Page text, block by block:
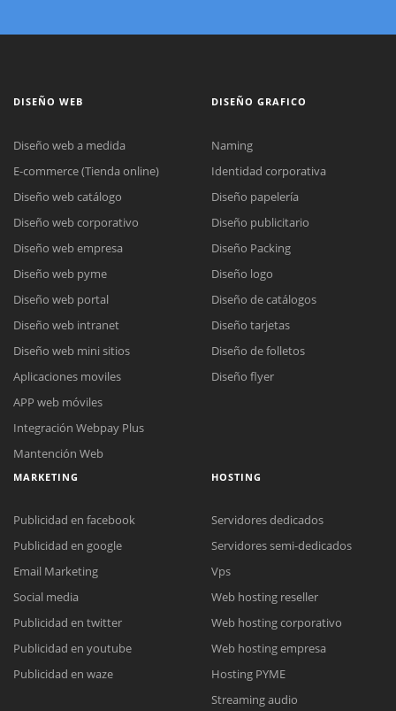
Reunión online
Meet para la reunión online.
Cotización
Chat Online
Todos nuestros ejecutivos están fuera de línea. Complete el formulario
DISEÑO WEB
Diseño web a medida
E-commerce (Tienda online)
Diseño web catálogo
Diseño web corporativo
Diseño web empresa
Diseño web pyme
Diseño web portal
Diseño web intranet
Diseño web mini sitios
Aplicaciones moviles
APP web móviles
Integración Webpay Plus
Mantención Web
DISEÑO GRAFICO
Naming
Identidad corporativa
Diseño papelería
Diseño publicitario
Diseño Packing
Diseño logo
Diseño de catálogos
Diseño tarjetas
Diseño de folletos
Diseño flyer
MARKETING
Publicidad en facebook
Publicidad en google
Email Marketing
Social media
Publicidad en twitter
Publicidad en youtube
Publicidad en waze
HOSTING
Servidores dedicados
Servidores semi-dedicados
Vps
Web hosting reseller
Web hosting corporativo
Web hosting empresa
Hosting PYME
Streaming audio